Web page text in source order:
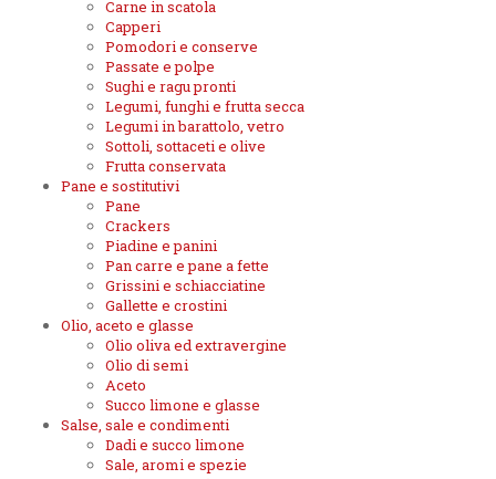
Carne in scatola
Capperi
Pomodori e conserve
Passate e polpe
Sughi e ragu pronti
Legumi, funghi e frutta secca
Legumi in barattolo, vetro
Sottoli, sottaceti e olive
Frutta conservata
Pane e sostitutivi
Pane
Crackers
Piadine e panini
Pan carre e pane a fette
Grissini e schiacciatine
Gallette e crostini
Olio, aceto e glasse
Olio oliva ed extravergine
Olio di semi
Aceto
Succo limone e glasse
Salse, sale e condimenti
Dadi e succo limone
Sale, aromi e spezie